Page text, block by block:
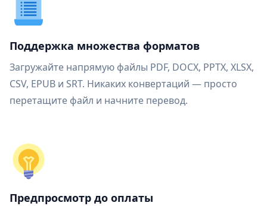
Поддержка множества форматов
Загружайте напрямую файлы PDF, DOCX, PPTX, XLSX,
CSV, EPUB и SRT. Никаких конвертаций — просто
перетащите файл и начните перевод.
Предпросмотр до оплаты